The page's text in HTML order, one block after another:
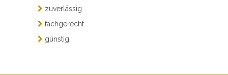
zuverlässig
fachgerecht
günstig